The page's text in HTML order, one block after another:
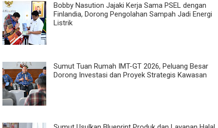
Bobby Nasution Jajaki Kerja Sama PSEL dengan
Finlandia, Dorong Pengolahan Sampah Jadi Energi
Listrik
Sumut Tuan Rumah IMT-GT 2026, Peluang Besar
Dorong Investasi dan Proyek Strategis Kawasan